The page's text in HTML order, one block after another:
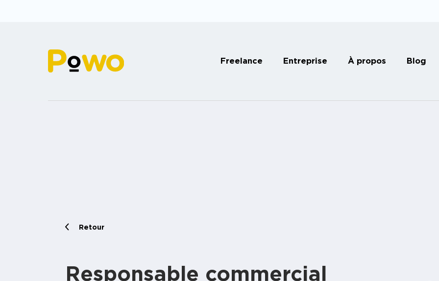
Freelance Entreprise À propos Blog
Retour
Responsable commercial